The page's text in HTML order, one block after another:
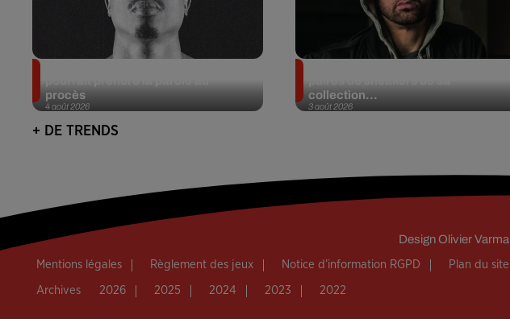
4 août 2026
procès
3 août 2026
collection...
+ DE TRENDS
Design Olivier Varma
Mentions légales Règlement des jeux Notice d’information RGPD Plan du site
Archives 2026 2025 2024 2023 2022